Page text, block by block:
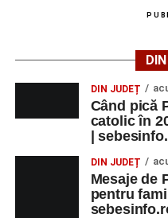
DIN JUDEȚ
Când pică
catolic în
|
DIN JUDEȚ
Mesaje de
pentru